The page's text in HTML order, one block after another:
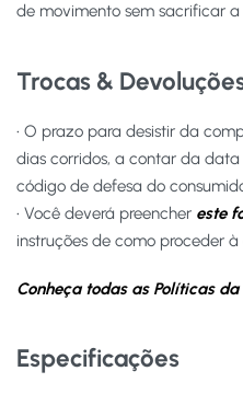
de movimento sem sacrificar
Trocas &
• O prazo para desistir da
dias corridos, a contar da
código de defesa do
• Você deverá preencher este
instruções de como proceder
Conheça todas as Políticas da
Especificações